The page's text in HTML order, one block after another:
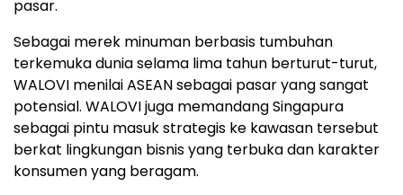
pasar.
Sebagai merek minuman berbasis tumbuhan
terkemuka dunia selama lima tahun berturut-turut,
WALOVI menilai ASEAN sebagai pasar yang sangat
potensial. WALOVI juga memandang Singapura
sebagai pintu masuk strategis ke kawasan tersebut
berkat lingkungan bisnis yang terbuka dan karakter
konsumen yang beragam.